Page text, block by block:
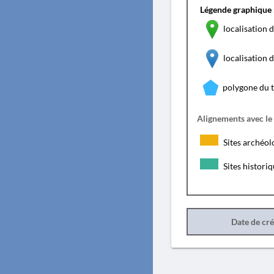
Légende graphique
localisation
localisation
polygone du
Alignements avec
Sites
Sites
Date de